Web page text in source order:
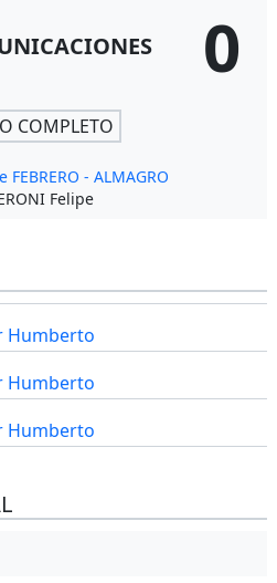
0
COMPLETO
FEBRERO - ALMAGRO
Felipe
Humberto
Humberto
Humberto